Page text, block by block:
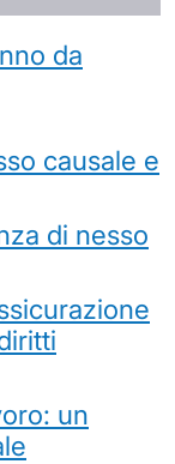
da
causale e
di nesso
un